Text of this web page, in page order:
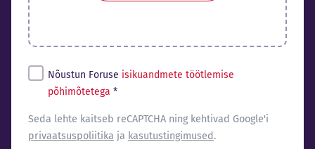
Tingimused*
Nõustun Foruse isikuandmete töötlemise
põhimõtetega *
reCaptcha
Seda lehte kaitseb reCAPTCHA ning kehtivad Google'i
privaatsuspoliitika ja kasutustingimused .